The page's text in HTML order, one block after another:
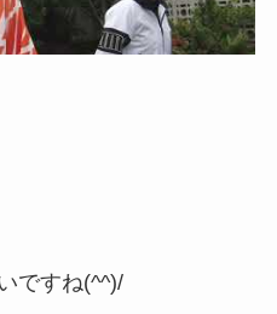
ですね(^^)/